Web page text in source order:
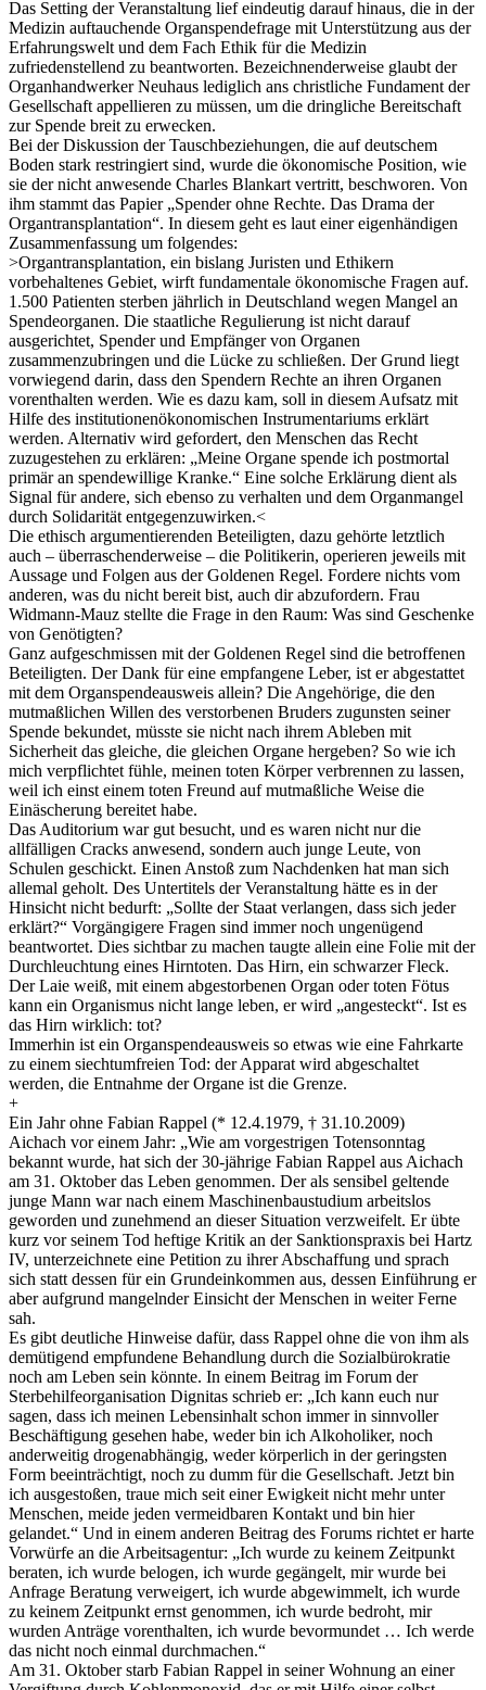
Das Setting der Veranstaltung lief eindeutig darauf hinaus, die in der
Medizin auftauchende Organspendefrage mit Unterstützung aus der
Erfahrungswelt und dem Fach Ethik für die Medizin
zufriedenstellend zu beantworten. Bezeichnenderweise glaubt der
Organhandwerker Neuhaus lediglich ans christliche Fundament der
Gesellschaft appellieren zu müssen, um die dringliche Bereitschaft
zur Spende breit zu erwecken.
Bei der Diskussion der Tauschbeziehungen, die auf deutschem
Boden stark restringiert sind, wurde die ökonomische Position, wie
sie der nicht anwesende Charles Blankart vertritt, beschworen. Von
ihm stammt das Papier „Spender ohne Rechte. Das Drama der
Organtransplantation“. In diesem geht es laut einer eigenhändigen
Zusammenfassung um folgendes:
>Organtransplantation, ein bislang Juristen und Ethikern
vorbehaltenes Gebiet, wirft fundamentale ökonomische Fragen auf.
1.500 Patienten sterben jährlich in Deutschland wegen Mangel an
Spendeorganen. Die staatliche Regulierung ist nicht darauf
ausgerichtet, Spender und Empfänger von Organen
zusammenzubringen und die Lücke zu schließen. Der Grund liegt
vorwiegend darin, dass den Spendern Rechte an ihren Organen
vorenthalten werden. Wie es dazu kam, soll in diesem Aufsatz mit
Hilfe des institutionenökonomischen Instrumentariums erklärt
werden. Alternativ wird gefordert, den Menschen das Recht
zuzugestehen zu erklären: „Meine Organe spende ich postmortal
primär an spendewillige Kranke.“ Eine solche Erklärung dient als
Signal für andere, sich ebenso zu verhalten und dem Organmangel
durch Solidarität entgegenzuwirken.<
Die ethisch argumentierenden Beteiligten, dazu gehörte letztlich
auch – überraschenderweise – die Politikerin, operieren jeweils mit
Aussage und Folgen aus der Goldenen Regel. Fordere nichts vom
anderen, was du nicht bereit bist, auch dir abzufordern. Frau
Widmann-Mauz stellte die Frage in den Raum: Was sind Geschenke
von Genötigten?
Ganz aufgeschmissen mit der Goldenen Regel sind die betroffenen
Beteiligten. Der Dank für eine empfangene Leber, ist er abgestattet
mit dem Organspendeausweis allein? Die Angehörige, die den
mutmaßlichen Willen des verstorbenen Bruders zugunsten seiner
Spende bekundet, müsste sie nicht nach ihrem Ableben mit
Sicherheit das gleiche, die gleichen Organe hergeben? So wie ich
mich verpflichtet fühle, meinen toten Körper verbrennen zu lassen,
weil ich einst einem toten Freund auf mutmaßliche Weise die
Einäscherung bereitet habe.
Das Auditorium war gut besucht, und es waren nicht nur die
allfälligen Cracks anwesend, sondern auch junge Leute, von
Schulen geschickt. Einen Anstoß zum Nachdenken hat man sich
allemal geholt. Des Untertitels der Veranstaltung hätte es in der
Hinsicht nicht bedurft: „Sollte der Staat verlangen, dass sich jeder
erklärt?“ Vorgängigere Fragen sind immer noch ungenügend
beantwortet. Dies sichtbar zu machen taugte allein eine Folie mit der
Durchleuchtung eines Hirntoten. Das Hirn, ein schwarzer Fleck.
Der Laie weiß, mit einem abgestorbenen Organ oder toten Fötus
kann ein Organismus nicht lange leben, er wird „angesteckt“. Ist es
das Hirn wirklich: tot?
Immerhin ist ein Organspendeausweis so etwas wie eine Fahrkarte
zu einem siechtumfreien Tod: der Apparat wird abgeschaltet
werden, die Entnahme der Organe ist die Grenze.
+
Ein Jahr ohne Fabian Rappel (* 12.4.1979, † 31.10.2009)
Aichach vor einem Jahr: „Wie am vorgestrigen Totensonntag
bekannt wurde, hat sich der 30-jährige Fabian Rappel aus Aichach
am 31. Oktober das Leben genommen. Der als sensibel geltende
junge Mann war nach einem Maschinenbaustudium arbeitslos
geworden und zunehmend an dieser Situation verzweifelt. Er übte
kurz vor seinem Tod heftige Kritik an der Sanktionspraxis bei Hartz
IV, unterzeichnete eine Petition zu ihrer Abschaffung und sprach
sich statt dessen für ein Grundeinkommen aus, dessen Einführung er
aber aufgrund mangelnder Einsicht der Menschen in weiter Ferne
sah.
Es gibt deutliche Hinweise dafür, dass Rappel ohne die von ihm als
demütigend empfundene Behandlung durch die Sozialbürokratie
noch am Leben sein könnte. In einem Beitrag im Forum der
Sterbehilfeorganisation Dignitas schrieb er: „Ich kann euch nur
sagen, dass ich meinen Lebensinhalt schon immer in sinnvoller
Beschäftigung gesehen habe, weder bin ich Alkoholiker, noch
anderweitig drogenabhängig, weder körperlich in der geringsten
Form beeinträchtigt, noch zu dumm für die Gesellschaft. Jetzt bin
ich ausgestoßen, traue mich seit einer Ewigkeit nicht mehr unter
Menschen, meide jeden vermeidbaren Kontakt und bin hier
gelandet.“ Und in einem anderen Beitrag des Forums richtet er harte
Vorwürfe an die Arbeitsagentur: „Ich wurde zu keinem Zeitpunkt
beraten, ich wurde belogen, ich wurde gegängelt, mir wurde bei
Anfrage Beratung verweigert, ich wurde abgewimmelt, ich wurde
zu keinem Zeitpunkt ernst genommen, ich wurde bedroht, mir
wurden Anträge vorenthalten, ich wurde bevormundet … Ich werde
das nicht noch einmal durchmachen.“
Am 31. Oktober starb Fabian Rappel in seiner Wohnung an einer